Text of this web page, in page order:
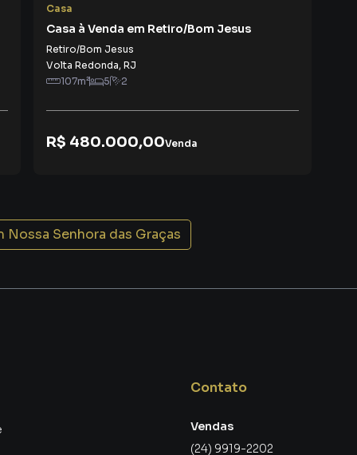
para todos os moradores.
sua rotina e mais liberdade no dia a dia.
completos e valorizados de Volta Redonda.
Casa
Casa à Venda em Retiro/Bom Jesus
Retiro/Bom Jesus
Volta Redonda, RJ
107m² 5 2
R$ 480.000,00Venda
Nossa Senhora das Graças
Contato
Vendas
(24) 9919-2202